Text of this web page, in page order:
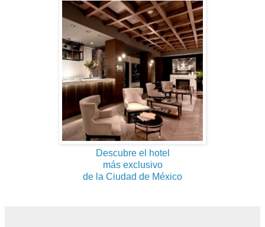
Descubre el hotel
más exclusivo
de la Ciudad de México